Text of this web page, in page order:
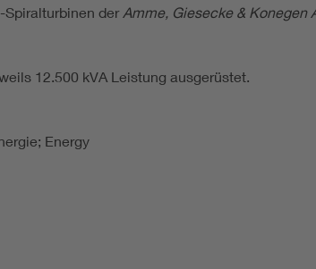
Spiralturbinen der Amme, Giesecke & Konegen
12.500 kVA Leistung ausgerüstet.
Energy